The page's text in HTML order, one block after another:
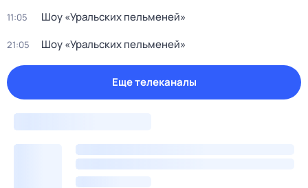
11:05 Шоу «Уральских пельменей»
21:05 Шоу «Уральских пельменей»
Еще телеканалы